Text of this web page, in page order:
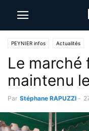
PEYNIER infos Actualités
Le marché
maintenu
Par Stéphane RAPUZZI -